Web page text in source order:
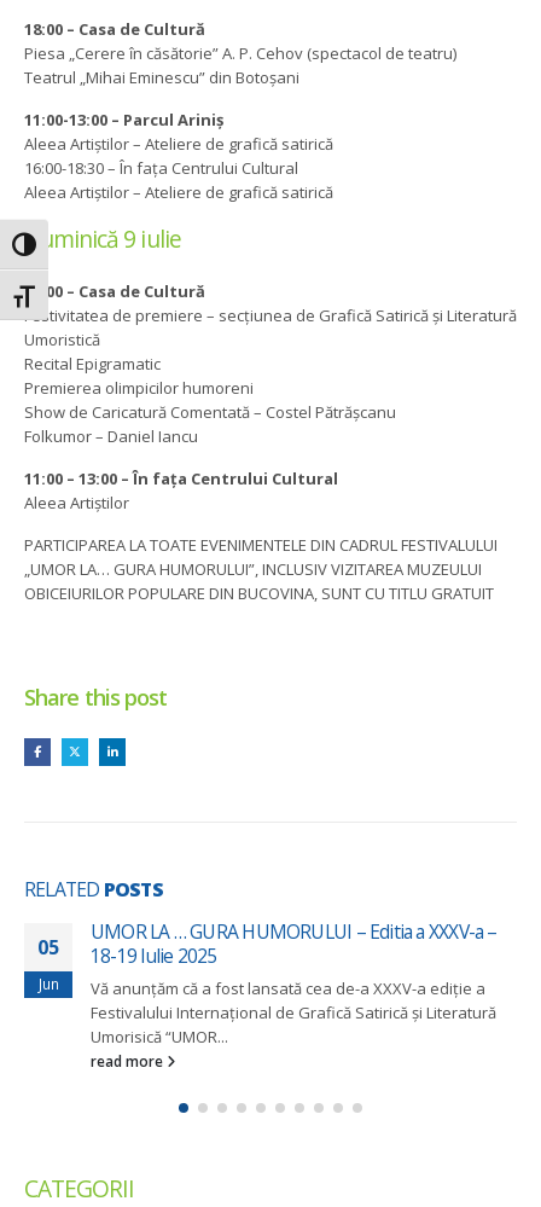
Toggle High Contrast
Toggle Font size
18:00 – Casa de Cultură
Piesa „Cerere în căsătorie” A. P. Cehov (spectacol de teatru)
Teatrul „Mihai Eminescu” din Botoșani
11:00-13:00 – Parcul Ariniș
Aleea Artiștilor – Ateliere de grafică satirică
16:00-18:30 – În fața Centrului Cultural
Aleea Artiștilor – Ateliere de grafică satirică
Duminică 9 iulie
12:00 – Casa de Cultură
Festivitatea de premiere – secțiunea de Grafică Satirică și Literatură
Umoristică
Recital Epigramatic
Premierea olimpicilor humoreni
Show de Caricatură Comentată – Costel Pătrășcanu
Folkumor – Daniel Iancu
11:00 – 13:00 – În fața Centrului Cultural
Aleea Artiștilor
PARTICIPAREA LA TOATE EVENIMENTELE DIN CADRUL FESTIVALULUI
„UMOR LA… GURA HUMORULUI”, INCLUSIV VIZITAREA MUZEULUI
OBICEIURILOR POPULARE DIN BUCOVINA, SUNT CU TITLU GRATUIT
Share this post
RELATED POSTS
05
Jun
UMOR LA … GURA HUMORULUI – Editia a XXXV-a –
18-19 Iulie 2025
Vă anunțăm că a fost lansată cea de-a XXXV-a ediție a
Festivalului Internațional de Grafică Satirică și Literatură
Umorisică “UMOR...
read more
CATEGORII